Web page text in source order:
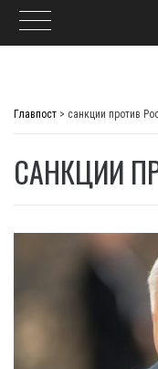
Главпост > санкции против
САНКЦИИ